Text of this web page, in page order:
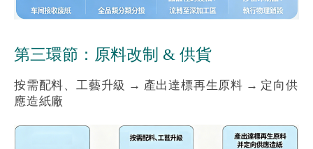
第三環節：原料改制 & 供貨
按需配料、工藝升級 → 產出達標再生原料 → 定向供
應造紙廠